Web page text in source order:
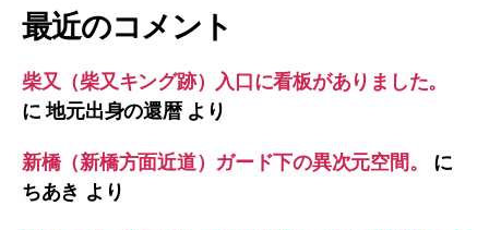
最近のコメント
柴又（柴又キング跡）入口に看板がありました。
に地元出身の還暦より
新橋（新橋方面近道）ガード下の異次元空間。
に
ちあき より